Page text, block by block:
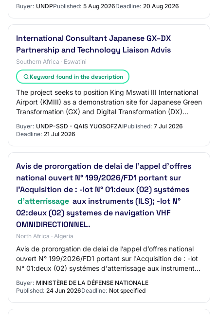
Buyer: UNDPPublished: 5 Aug 2026Deadline: 20 Aug 2026
International Consultant Japanese GX–DX
Partnership and Technology Liaison Advis
Southern Africa · Eswatini
Keyword found in the description
The project seeks to position King Mswati III International
Airport (KMIII) as a demonstration site for Japanese Green
Transformation (GX) and Digital Transformation (DX)
Buyer: UNDP-SSD - QAIS YUOSOFZAIPublished: 7 Jul 2026
Deadline: 21 Jul 2026
Avis de prororgation de delai de l’appel d’offres
national ouvert N° 199/2026/FD1 portant sur
l'Acquisition de : -lot N° 01:deux (02) systémes
d'atterrissage aux instruments (ILS); -lot N°
02:deux (02) systemes de navigation VHF
OMNIDIRECTIONNEL.
North Africa · Algeria
Avis de prororgation de delai de l’appel d’offres national
ouvert N° 199/2026/FD1 portant sur l'Acquisition de : -lot
N° 01:deux (02) systémes d'atterrissage aux instruments
(ILS); -lot N° 02:deux (0…
Buyer: MINISTÈRE DE LA DÉFENSE NATIONALE
Published: 24 Jun 2026Deadline: Not specified